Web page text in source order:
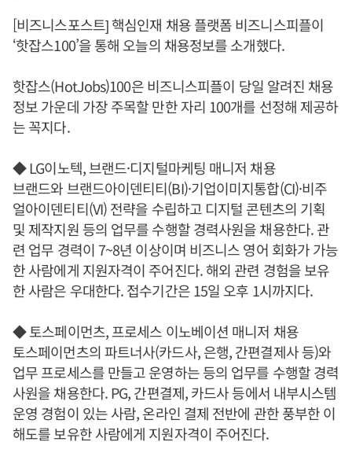
[비즈니스포스트] 핵심인재 채용 플랫폼 비즈니스피플이
‘핫잡스100’을 통해 오늘의 채용정보를 소개했다.
핫잡스(HotJobs)100은 비즈니스피플이 당일 알려진 채용
정보 가운데 가장 주목할 만한 자리 100개를 선정해 제공하
는 꼭지다.
◆ LG이노텍, 브랜드·디지털마케팅 매니저 채용
브랜드와 브랜드아이덴티티(BI)·기업이미지통합(CI)·비주
얼아이덴티티(VI) 전략을 수립하고 디지털 콘텐츠의 기획
및 제작지원 등의 업무를 수행할 경력사원을 채용한다. 관
련 업무 경력이 7~8년 이상이며 비즈니스 영어 회화가 가능
한 사람에게 지원자격이 주어진다. 해외 관련 경험을 보유
한 사람은 우대한다. 접수기간은 15일 오후 1시까지다.
◆ 토스페이먼츠, 프로세스 이노베이션 매니저 채용
토스페이먼츠의 파트너사(카드사, 은행, 간편결제사 등)와
업무 프로세스를 만들고 운영하는 등의 업무를 수행할 경력
사원을 채용한다. PG, 간편결제, 카드사 등에서 내부시스템
운영 경험이 있는 사람, 온라인 결제 전반에 관한 풍부한 이
해도를 보유한 사람에게 지원자격이 주어진다.